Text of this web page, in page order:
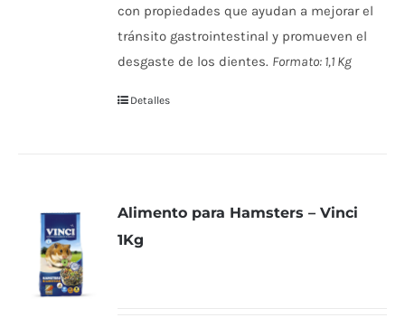
con propiedades que ayudan a mejorar el
tránsito gastrointestinal y promueven el
desgaste de los dientes. Formato: 1,1 Kg
Detalles
Alimento para Hamsters – Vinci
1Kg